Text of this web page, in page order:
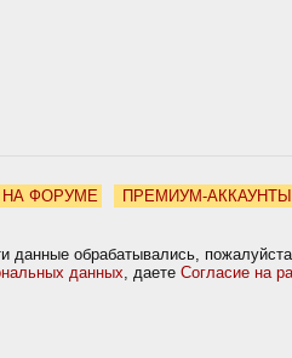
НА ФОРУМЕ ПРЕМИУМ-АККАУНТЫ
обрабатывались,
данных, даете Согласие на